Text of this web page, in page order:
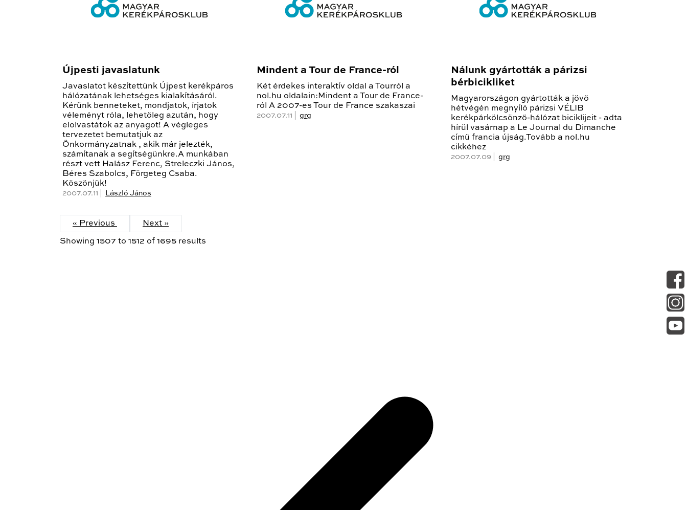
Újpesti javaslatunk
Javaslatot készítettünk Újpest kerékpáros
hálózatának lehetséges kialakításáról.
Kérünk benneteket, mondjatok, írjatok
véleményt róla, lehetőleg azután, hogy
elolvastátok az anyagot! A végleges
tervezetet bemutatjuk az
Önkormányzatnak , akik már jelezték,
számítanak a segítségünkre.A munkában
részt vett Halász Ferenc, Streleczki János,
Béres Szabolcs, Förgeteg Csaba.
Köszönjük!
2007.07.11 | László János
Mindent a Tour de France-ról
Két érdekes interaktív oldal a Tourról a
nol.hu oldalain:Mindent a Tour de France-
ról A 2007-es Tour de France szakaszai
2007.07.11 | grg
Nálunk gyártották a párizsi
bérbicikliket
Magyarországon gyártották a jövő
hétvégén megnyíló párizsi VÉLIB
kerékpárkölcsönző-hálózat biciklijeit - adta
hírül vasárnap a Le Journal du Dimanche
című francia újság.Tovább a nol.hu
cikkéhez
2007.07.09 | grg
« Previous Next »
Showing 1507 to 1512 of 1695 results